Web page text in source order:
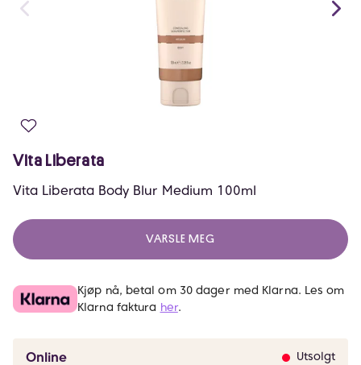
Vita Liberata
Vita Liberata Body Blur Medium 100ml
VARSLE MEG
Kjøp nå, betal om 30 dager med Klarna. Les om
Klarna faktura her.
Online
Utsolgt